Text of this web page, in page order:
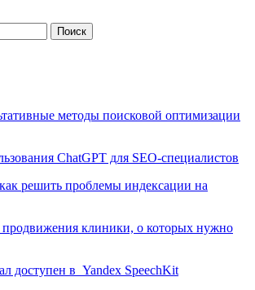
методы поисковой оптимизации
ChatGPT для SEO-специалистов
решить проблемы индексации на
клиники, о которых нужно
доступен в Yandex SpeechKit